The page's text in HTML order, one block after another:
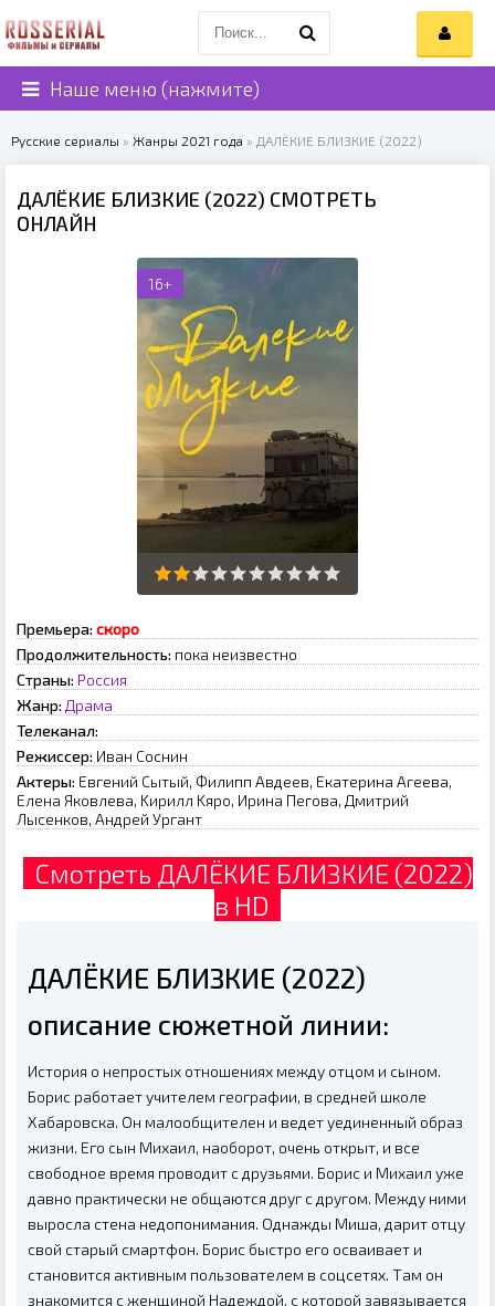
Наше меню (нажмите)
Русские сериалы » Жанры 2021 года » ДАЛЁКИЕ БЛИЗКИЕ (2022)
ДАЛЁКИЕ БЛИЗКИЕ (2022) СМОТРЕТЬ
ОНЛАЙН
16+
Премьера: скоро
Продолжительность: пока неизвестно
Страны: Россия
Жанр: Драма
Телеканал:
Режиссер: Ивaн Cocнин
Актеры: Eвгeний Cытый, Филипп Aвдeeв, Eкaтepинa Aгeeвa,
Eлeнa Якoвлeвa, Kиpилл Kяpo, Иpинa Пeгoвa, Дмитpий
Лыceнкoв, Aндpeй Уpгaнт
Смотреть ДАЛЁКИЕ БЛИЗКИЕ (2022)
в HD
ДАЛЁКИЕ БЛИЗКИЕ (2022)
описание сюжетной линии:
История о непростых отношениях между отцом и сыном.
Борис работает учителем географии, в средней школе
Хабаровска. Он малообщителен и ведет уединенный образ
жизни. Его сын Михаил, наоборот, очень открыт, и все
свободное время проводит с друзьями. Борис и Михаил уже
давно практически не общаются друг с другом. Между ними
выросла стена недопонимания. Однажды Миша, дарит отцу
свой старый смартфон. Борис быстро его осваивает и
становится активным пользователем в соцсетях. Там он
знакомится с женщиной Надеждой, с которой завязывается